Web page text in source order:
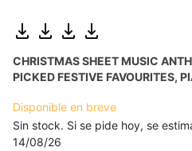
CHRISTMAS SHEET MUSIC
PICKED FESTIVE FAVOURITES,
Disponible en breve
Sin stock. Si se pide hoy, se
14/08/26